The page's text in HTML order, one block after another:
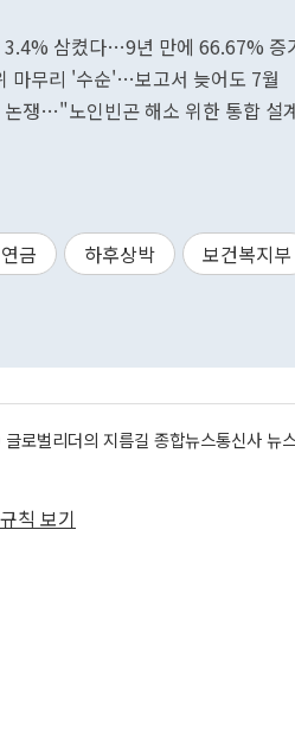
3.4% 삼켰다…9년 만에 66.67% 증
마무리 '수순'…보고서 늦어도 7월
쟁…"노인빈곤 해소 위한 통합 설
금 하후상박 보건복지부
로벌리더의 지름길 종합뉴스통신사
칙 보기